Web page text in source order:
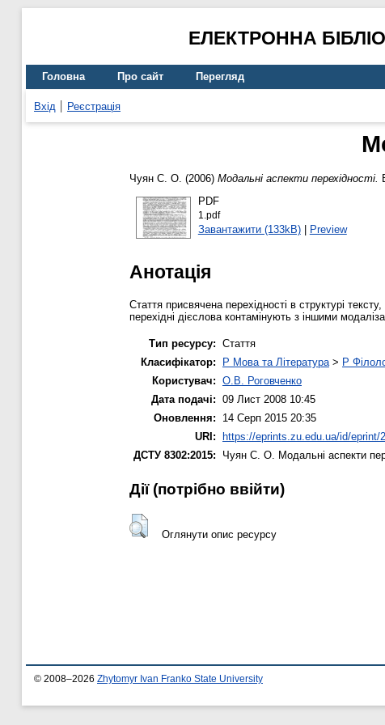
ЕЛЕКТРОННА
Головна Про сайт Перегляд
Вхід Реєстрація
Чуян С. О. (2006) Модальні аспекти перехідності.
PDF
1.pdf
Завантажити (133kB)| Preview
Анотація
Стаття присвячена перехідності в структурі
перехідні дієслова контамінують з іншими
Тип ресурсу: Стаття
Класифікатор:
P Мова та Література > P
Користувач: О.В. Роговченко
Дата подачі: 09 Лист 2008 10:45
Оновлення:
14 Серп 2015 20:35
URI: https://eprints.zu.edu.ua/id/eprint/
ДСТУ 8302:2015:
Чуян С. О. Модальні аспекти
Дії ​​(потрібно ввійти)
Оглянути опис ресурсу
© 2008–2026 Zhytomyr Ivan Franko State University